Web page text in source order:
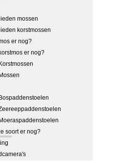
mossen
korstmossen
er nog?
er nog?
soort er nog?